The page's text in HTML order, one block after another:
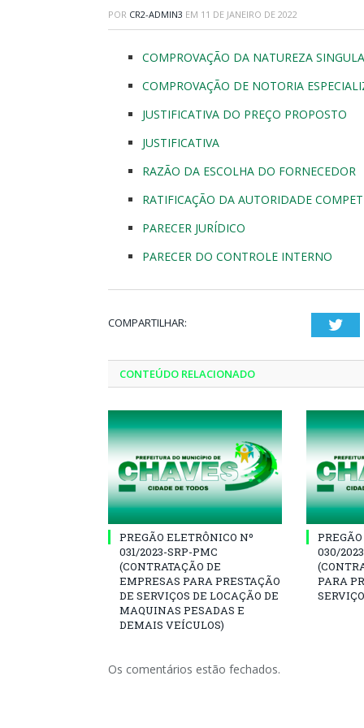
POR CR2-ADMIN3 EM 11 DE JANEIRO DE 2022
COMPROVAÇÃO DA NATUREZA
COMPROVAÇÃO DE NOTORIA
JUSTIFICATIVA DO PREÇO PROPOSTO
JUSTIFICATIVA
RAZÃO DA ESCOLHA DO FORNECEDOR
RATIFICAÇÃO DA AUTORIDADE
PARECER JURÍDICO
PARECER DO CONTROLE INTERNO
COMPARTILHAR:
CONTEÚDO RELACIONADO
PREGÃO ELETRÔNICO Nº
031/2023-SRP-PMC
(CONTRATAÇÃO DE
EMPRESAS PARA PRESTAÇÃO
DE SERVIÇOS DE LOCAÇÃO DE
MAQUINAS PESADAS E
DEMAIS VEÍCULOS)
030/
PARA
Os comentários estão fechados.